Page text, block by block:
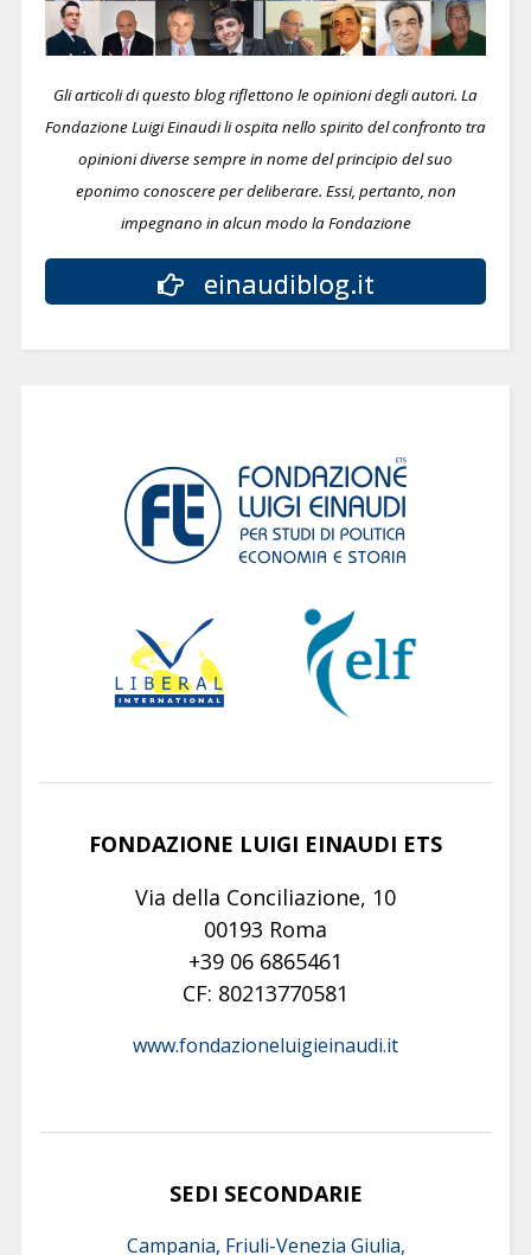
Gli articoli di questo blog riflettono le opinioni degli autori. La
Fondazione Luigi Einaudi li ospita nello spirito del confronto tra
opinioni diverse sempre in nome del principio del suo
eponimo conoscere per deliberare. Essi, pertanto, non
impegnano in alcun modo la Fondazione
einaudiblog.it
FONDAZIONE LUIGI EINAUDI ETS
Via della Conciliazione, 10
00193 Roma
+39 06 6865461
CF: 80213770581
www.fondazioneluigieinaudi.it
SEDI SECONDARIE
Campania, Friuli-Venezia Giulia,